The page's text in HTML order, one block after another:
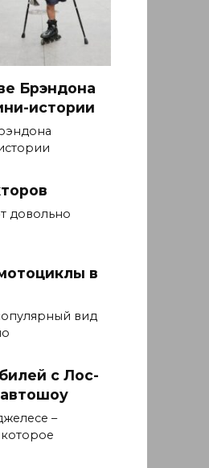
Брэндона
истории
довольно
в
вид
с Лос-
–